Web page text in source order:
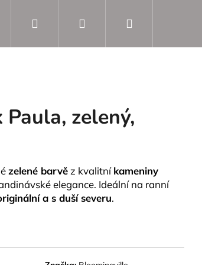
Přihlášení
zelený,
zelené barvěz kvalitníkameniny
elegance. Ideální na ranní
a s duší severu.